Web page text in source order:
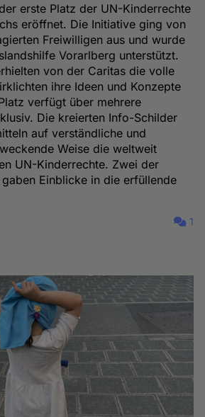
erste Platz der UN-Kinderrechte
eröffnet. Die Initiative ging von
Freiwilligen aus und wurde
Vorarlberg unterstützt.
von der Caritas die volle
ihre Ideen und Konzepte
verfügt über mehrere
Die kreierten Info-Schilder
auf verständliche und
Weise die weltweit
UN-Kinderrechte. Zwei der
Einblicke in die erfüllende
1